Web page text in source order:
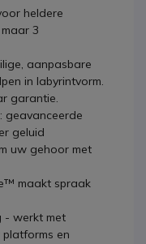
heldere
3
aanpasbare
in labyrintvorm.
garantie.
geavanceerde
geluid
uw gehoor met
maakt spraak
- werkt met
en